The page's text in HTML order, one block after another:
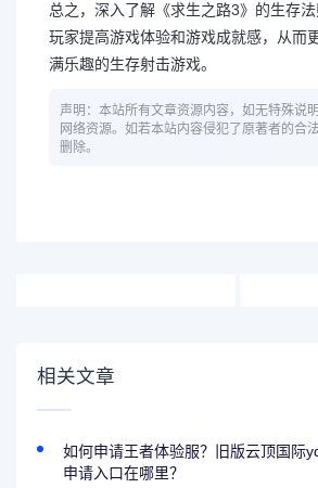
总之，深入了解《求生之路3》的生存
玩家提高游戏体验和游戏成就感，从而
满乐趣的生存射击游戏。
声明：本站所有文章资源内容，如无特殊说
网络资源。如若本站内容侵犯了原著者的合
删除。
相关文章
如何申请王者体验服？旧版云顶国际
申请入口在哪里？